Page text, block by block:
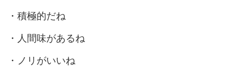
・積極的だね
・人間味があるね
・ノリがいいね